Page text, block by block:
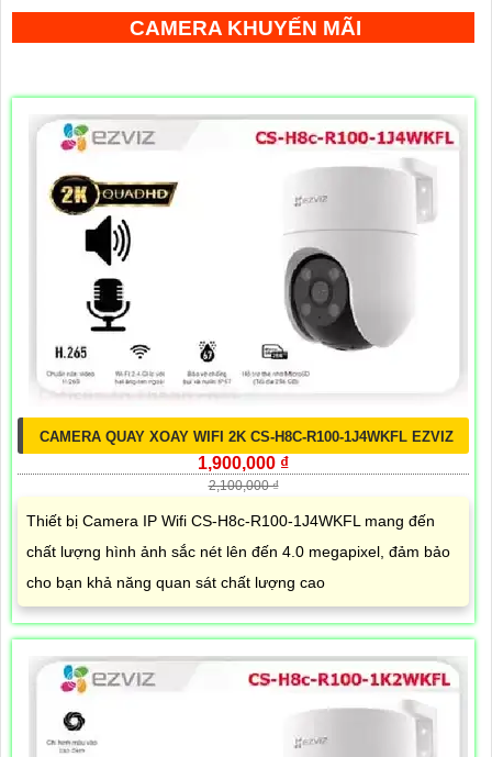
CAMERA KHUYẾN MÃI
CAMERA QUAY XOAY WIFI 2K CS-H8C-R100-1J4WKFL EZVIZ
1,900,000 ₫
2,100,000 ₫
Thiết bị Camera IP Wifi CS-H8c-R100-1J4WKFL mang đến
chất lượng hình ảnh sắc nét lên đến 4.0 megapixel, đảm bảo
cho bạn khả năng quan sát chất lượng cao